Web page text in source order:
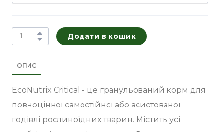
Додати в кошик
ОПИС
EcoNutrix Critical - це гранульований корм для
повноцінної самостійної або асистованої
годівлі рослиноїдних тварин. Містить усі